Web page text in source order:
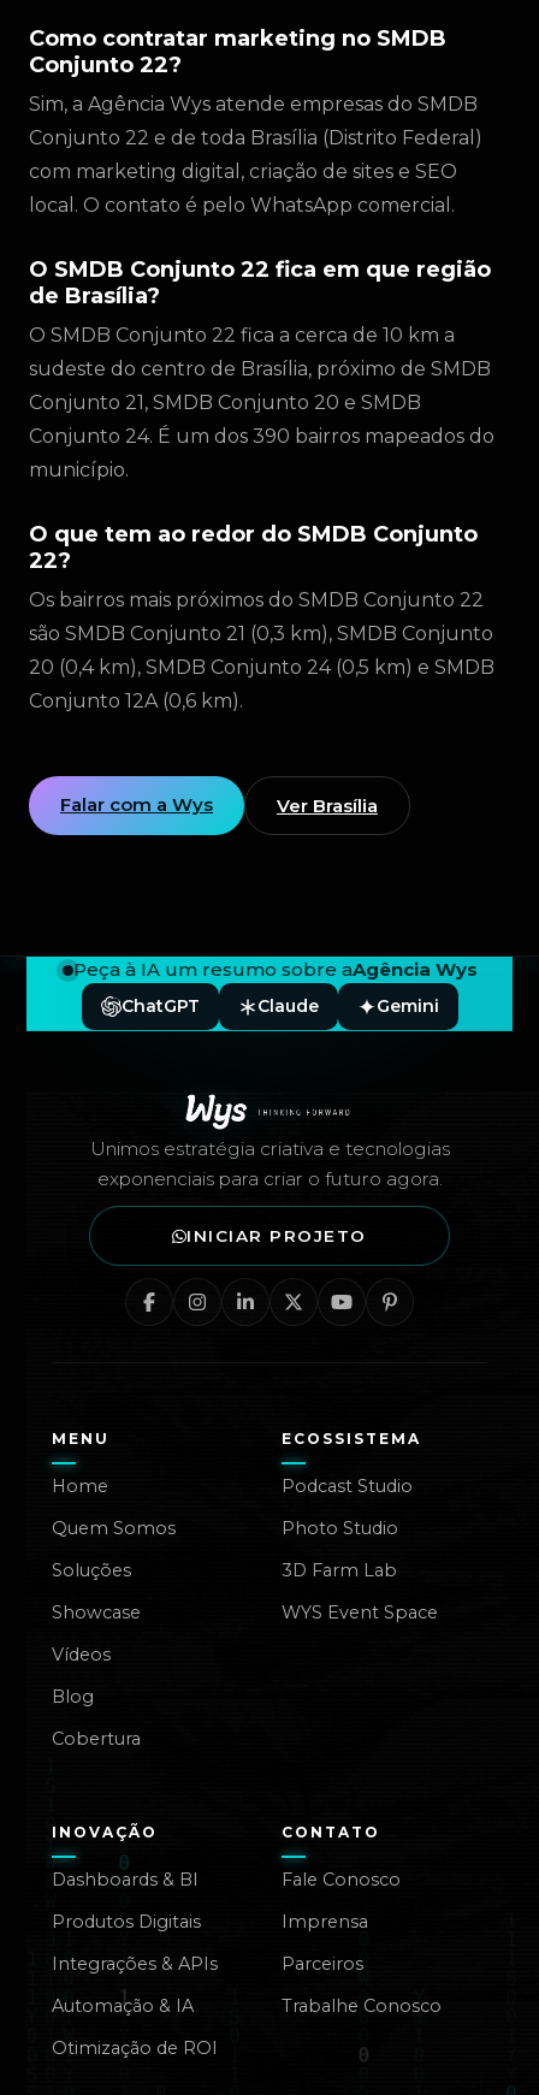
Como contratar marketing no SMDB
Conjunto 22?
Sim, a Agência Wys atende empresas do SMDB
Conjunto 22 e de toda Brasília (Distrito Federal)
com marketing digital, criação de sites e SEO
local. O contato é pelo WhatsApp comercial.
O SMDB Conjunto 22 fica em que região
de Brasília?
O SMDB Conjunto 22 fica a cerca de 10 km a
sudeste do centro de Brasília, próximo de SMDB
Conjunto 21, SMDB Conjunto 20 e SMDB
Conjunto 24. É um dos 390 bairros mapeados do
município.
O que tem ao redor do SMDB Conjunto
22?
Os bairros mais próximos do SMDB Conjunto 22
são SMDB Conjunto 21 (0,3 km), SMDB Conjunto
20 (0,4 km), SMDB Conjunto 24 (0,5 km) e SMDB
Conjunto 12A (0,6 km).
Falar com a Wys Ver Brasília
Peça à IA um resumo sobre aAgência Wys
ChatGPT Claude Gemini
Unimos estratégia criativa e tecnologias
exponenciais para criar o futuro agora.
INICIAR PROJETO
MENU
Home
Quem Somos
Soluções
Showcase
Vídeos
Blog
Cobertura
ECOSSISTEMA
Podcast Studio
Photo Studio
3D Farm Lab
WYS Event Space
INOVAÇÃO
Dashboards & BI
Produtos Digitais
Integrações & APIs
Automação & IA
Otimização de ROI
CONTATO
Fale Conosco
Imprensa
Parceiros
Trabalhe Conosco